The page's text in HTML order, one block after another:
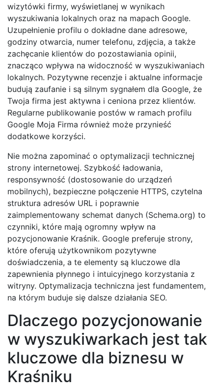
wizytówki firmy, wyświetlanej w wynikach
wyszukiwania lokalnych oraz na mapach Google.
Uzupełnienie profilu o dokładne dane adresowe,
godziny otwarcia, numer telefonu, zdjęcia, a także
zachęcanie klientów do pozostawiania opinii,
znacząco wpływa na widoczność w wyszukiwaniach
lokalnych. Pozytywne recenzje i aktualne informacje
budują zaufanie i są silnym sygnałem dla Google, że
Twoja firma jest aktywna i ceniona przez klientów.
Regularne publikowanie postów w ramach profilu
Google Moja Firma również może przynieść
dodatkowe korzyści.
Nie można zapominać o optymalizacji technicznej
strony internetowej. Szybkość ładowania,
responsywność (dostosowanie do urządzeń
mobilnych), bezpieczne połączenie HTTPS, czytelna
struktura adresów URL i poprawnie
zaimplementowany schemat danych (Schema.org) to
czynniki, które mają ogromny wpływ na
pozycjonowanie Kraśnik. Google preferuje strony,
które oferują użytkownikom pozytywne
doświadczenia, a te elementy są kluczowe dla
zapewnienia płynnego i intuicyjnego korzystania z
witryny. Optymalizacja techniczna jest fundamentem,
na którym buduje się dalsze działania SEO.
Dlaczego pozycjonowanie
w wyszukiwarkach jest tak
kluczowe dla biznesu w
Kraśniku